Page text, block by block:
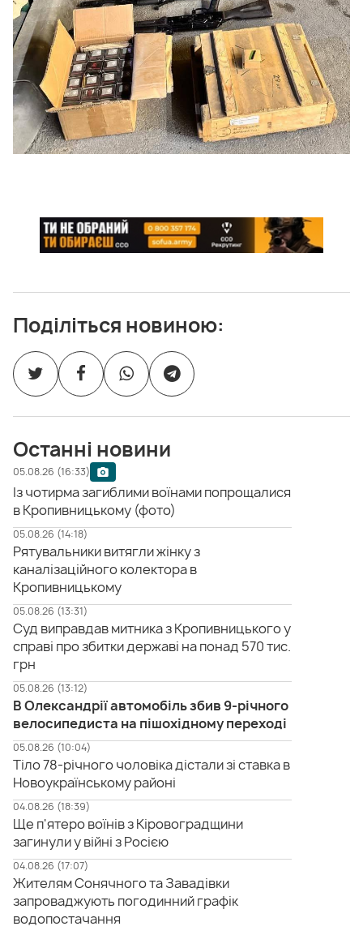
Поділіться новиною:
Останні новини
05.08.26 (16:33)
Із чотирма загиблими воїнами попрощалися
в Кропивницькому (фото)
05.08.26 (14:18)
Рятувальники витягли жінку з
каналізаційного колектора в
Кропивницькому
05.08.26 (13:31)
Суд виправдав митника з Кропивницького у
справі про збитки державі на понад 570 тис.
грн
05.08.26 (13:12)
В Олександрії автомобіль збив 9-річного
велосипедиста на пішохідному переході
05.08.26 (10:04)
Тіло 78-річного чоловіка дістали зі ставка в
Новоукраїнському районі
04.08.26 (18:39)
Ще п'ятеро воїнів з Кіровоградщини
загинули у війні з Росією
04.08.26 (17:07)
Жителям Сонячного та Завадівки
запроваджують погодинний графік
водопостачання